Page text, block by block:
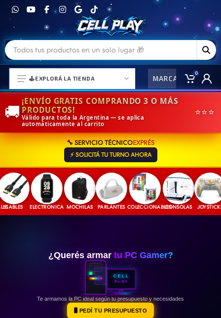
⌚ELECTRONICA Y ACCESORIOS
⛓️ACCESORIOS DE MODA💍
🎒MOCHILAS Y MAS👝
🎧AURICULARES URBANOS🎧
🎮CONSOLAS Y VIDEOJUEGOS
🎵PARLANTES BLUETOOTH🎵
👾COLECCIONABLES🧸
💻MUNDO PC GAMER💻
🔌CABLES Y ADAPTADORES🔌
🤓MUNDO PC OFICINA🤓
🕹️EXPLORÁ LA TIENDA MARCAS
0
🚚¡ENVÍO GRATIS COMPRANDO 3 O MÁS
PRODUCTOS!
Válido para toda la Argentina — se aplica
automáticamente al carrito
⭐⭐⭐
🔧 SERVICIO TÉCNICOEXPRÉS
⚡ SOLICITÁ TU TURNO AHORA
ELECTRONICA MOCHILAS PARLANTES COLECCIONABLESCONSOLAS JOYSTICKS
¿Querés armar tu PC Gamer?
CELL
PLAY
Te armamos la PC ideal según tu presupuesto y necesidades
🖥️ PEDÍ TU PRESUPUESTO